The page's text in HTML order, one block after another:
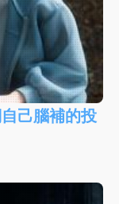
己腦補的投